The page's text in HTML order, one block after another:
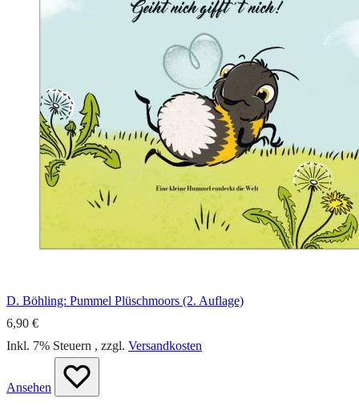
D. Böhling: Pummel Plüschmoors (2. Auflage)
6,90 €
Inkl. 7% Steuern , zzgl. Versandkosten
Ansehen